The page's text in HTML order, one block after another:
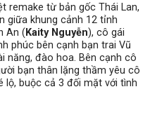
remake từ bản gốc Thái Lan,
giữa khung cảnh 12 tỉnh
An (Kaity Nguyễn), cô gái
phúc bên cạnh bạn trai Vũ
năng, đào hoa. Bên cạnh cô
bạn thân lặng thầm yêu cô
lộ, buộc cả 3 đối mặt với tình